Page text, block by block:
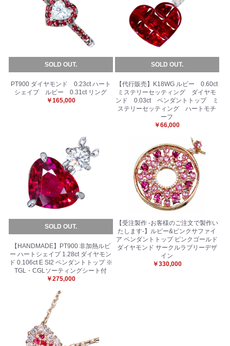
SOLD OUT.
PT900 ダイヤモンド 0.23ct ハート
シェイプ ルビー 0.31ct リング
￥165,000
SOLD OUT.
【代行販売】K18WG ルビー 0.60ct
ミステリーセッティング ダイヤモ
ンド 0.03ct ペンダントトップ ミ
ステリーセッティング ハートモチ
ーフ
￥66,000
SOLD OUT.
【HANDMADE】PT900 非加熱ルビ
ー ハートシェイプ 1.28ct ダイヤモン
ド 0.106ct E SI2 ペンダントトップ ※
TGL・CGLソーティングシート付
￥275,000
【受注製作 -お客様のご注文で製作い
たします-】ルビー&ピンクサファイ
ア ペンダントトップ ピンクゴールド
ダイヤモンド サークルラブリーデザ
イン
￥330,000
お買い物を続ける カートへ進む